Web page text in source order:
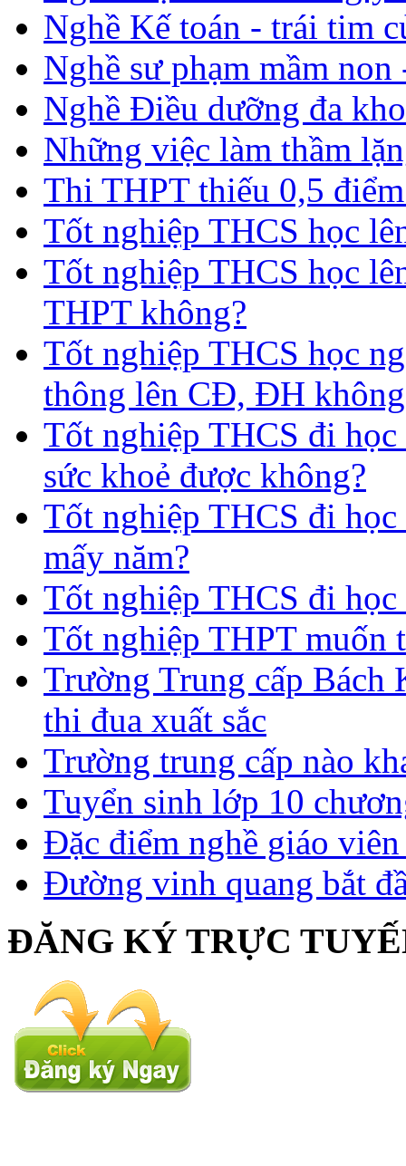
Nghề Kế toán - trái tim
Nghề sư phạm mầm
Nghề Điều dưỡng đa
Những việc làm thầm
Thi THPT thiếu 0,5
Tốt nghiệp THCS học
Tốt nghiệp THCS học
THPT không?
Tốt nghiệp THCS học
thông lên CĐ, ĐH
Tốt nghiệp THCS đi học
sức khoẻ được không?
Tốt nghiệp THCS đi
mấy năm?
Tốt nghiệp THCS đi
Tốt nghiệp THPT muốn
Trường Trung cấp Bách
thi đua xuất sắc
Trường trung cấp nào
Tuyển sinh lớp 10
Đặc điểm nghề giáo
Đường vinh quang bắt
ĐĂNG KÝ TRỰC